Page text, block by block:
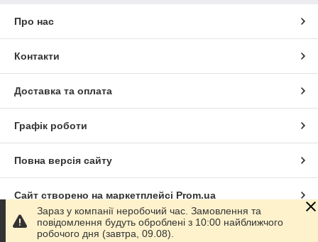
Про нас
Контакти
Доставка та оплата
Графік роботи
Повна версія сайту
Сайт створено на маркетплейсі Prom.ua
Політика конфіденційності
Зараз у компанії неробочий час. Замовлення та
повідомлення будуть оброблені з 10:00 найближчого
робочого дня (завтра, 09.08).